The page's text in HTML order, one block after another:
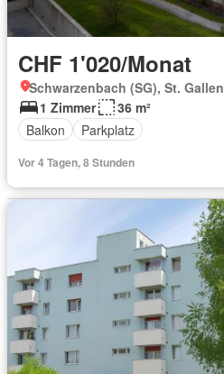
CHF 1'020/Monat
Schwarzenbach (SG), St. Gallen
1 Zimmer
36 m²
Balkon
Parkplatz
Vor 4 Tagen, 8 Stunden